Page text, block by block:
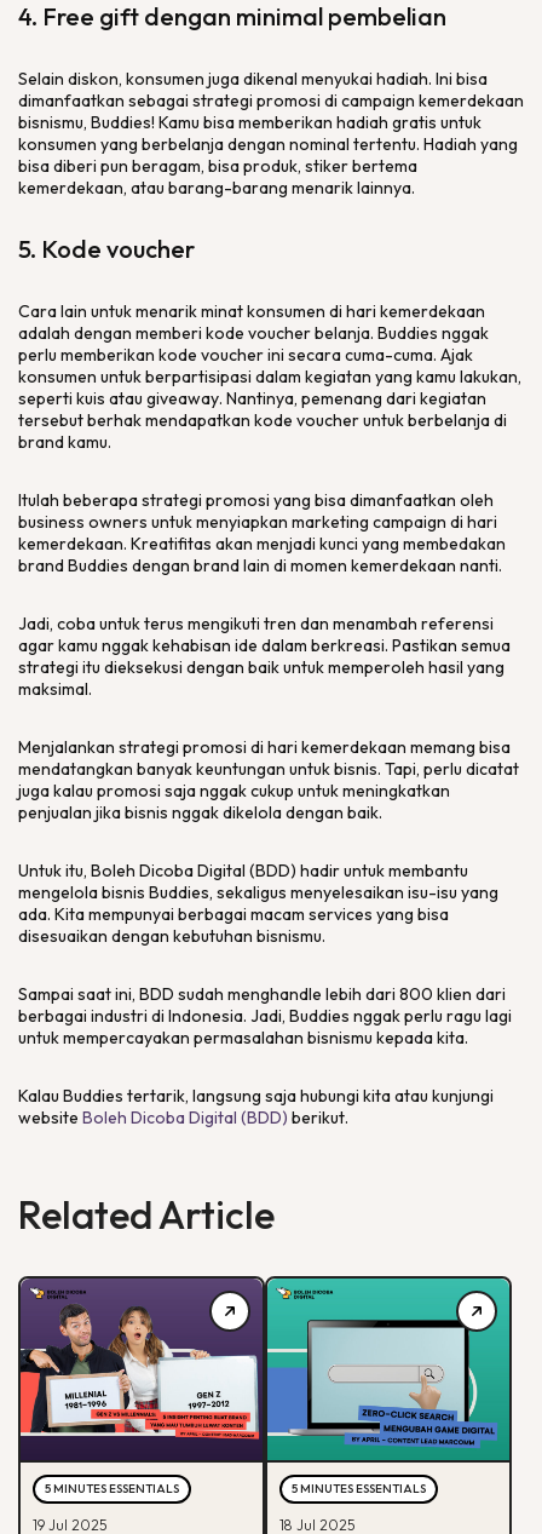
4. Free gift dengan minimal pembelian
Selain diskon, konsumen juga dikenal menyukai hadiah. Ini bisa
dimanfaatkan sebagai strategi promosi di campaign kemerdekaan
bisnismu, Buddies! Kamu bisa memberikan hadiah gratis untuk
konsumen yang berbelanja dengan nominal tertentu. Hadiah yang
bisa diberi pun beragam, bisa produk, stiker bertema
kemerdekaan, atau barang-barang menarik lainnya.
5. Kode voucher
Cara lain untuk menarik minat konsumen di hari kemerdekaan
adalah dengan memberi kode voucherbelanja. Buddies nggak
perlu memberikan kode voucherini secara cuma-cuma. Ajak
konsumen untuk berpartisipasi dalam kegiatan yang kamu lakukan,
seperti kuis atau giveaway. Nantinya, pemenang dari kegiatan
tersebut berhak mendapatkan kode voucheruntuk berbelanja di
brandkamu.
Itulah beberapa strategi promosi yang bisa dimanfaatkan oleh
business owners untuk menyiapkan marketing campaign di hari
kemerdekaan. Kreatifitas akan menjadi kunci yang membedakan
brandBuddies dengan brandlain di momen kemerdekaan nanti.
Jadi, coba untuk terus mengikuti tren dan menambah referensi
agar kamu nggak kehabisan ide dalam berkreasi. Pastikan semua
strategi itu dieksekusi dengan baik untuk memperoleh hasil yang
maksimal.
Menjalankan strategi promosi di hari kemerdekaan memang bisa
mendatangkan banyak keuntungan untuk bisnis. Tapi, perlu dicatat
juga kalau promosi saja nggak cukup untuk meningkatkan
penjualan jika bisnis nggak dikelola dengan baik.
Untuk itu, Boleh Dicoba Digital (BDD) hadir untuk membantu
mengelola bisnis Buddies, sekaligus menyelesaikan isu-isu yang
ada. Kita mempunyai berbagai macam services yang bisa
disesuaikan dengan kebutuhan bisnismu.
Sampai saat ini, BDD sudah menghandle lebih dari 800 klien dari
berbagai industri di Indonesia. Jadi, Buddies nggak perlu ragu lagi
untuk mempercayakan permasalahan bisnismu kepada kita.
Kalau Buddies tertarik, langsung saja hubungi kita atau kunjungi
website Boleh Dicoba Digital (BDD) berikut.
Related Article
5 MINUTES ESSENTIALS
19 Jul 2025
5 MINUTES ESSENTIALS
18 Jul 2025